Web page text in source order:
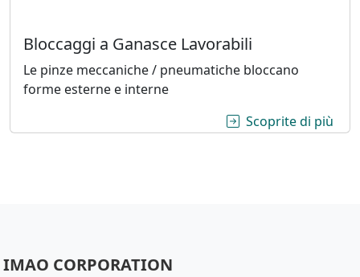
Bloccaggi a Ganasce Lavorabili
Le pinze meccaniche / pneumatiche bloccano
forme esterne e interne
Scoprite di più
IMAO CORPORATION